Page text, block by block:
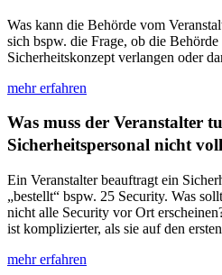
Was kann die Behörde vom
sich bspw. die Frage, ob die
Sicherheitskonzept verlangen oder
mehr erfahren
Was muss der Veranstalter
Sicherheitspersonal nicht
Ein Veranstalter beauftragt ein
„bestellt“ bspw. 25 Security. Was
nicht alle Security vor Ort
ist komplizierter, als sie auf den
mehr erfahren